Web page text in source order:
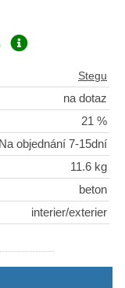
Stegu
na dotaz
21 %
Na objednání 7-15dní
11.6 kg
beton
interier/exterier